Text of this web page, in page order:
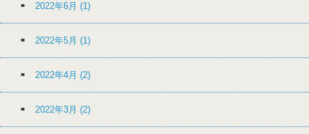
2022年6月 (1)
2022年5月 (1)
2022年4月 (2)
2022年3月 (2)